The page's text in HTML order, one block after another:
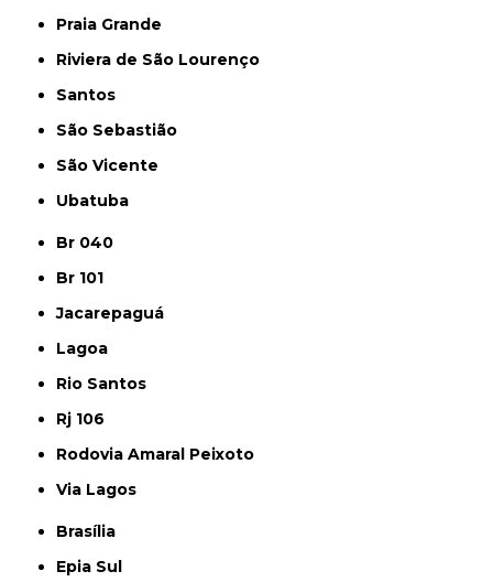
Praia Grande
Riviera de São Lourenço
Santos
São Sebastião
São Vicente
Ubatuba
Br 040
Br 101
Jacarepaguá
Lagoa
Rio Santos
Rj 106
Rodovia Amaral Peixoto
Via Lagos
Brasília
Epia Sul